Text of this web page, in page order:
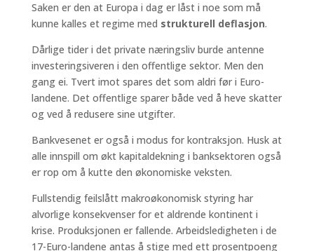
Saken er den at Europa i dag er låst i noe som må
kunne kalles et regime med strukturell deflasjon.
Dårlige tider i det private næringsliv burde antenne
investeringsiveren i den offentlige sektor. Men den
gang ei. Tvert imot spares det som aldri før i Euro-
landene. Det offentlige sparer både ved å heve skatter
og ved å redusere sine utgifter.
Bankvesenet er også i modus for kontraksjon. Husk at
alle innspill om økt kapitaldekning i banksektoren også
er rop om å kutte den økonomiske veksten.
Fullstendig feilslått makroøkonomisk styring har
alvorlige konsekvenser for et aldrende kontinent i
krise. Produksjonen er fallende. Arbeidsledigheten i de
17-Euro-landene antas å stige med ett prosentpoeng